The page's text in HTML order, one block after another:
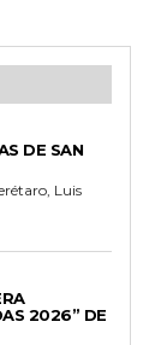
DE SAN
Luis
2026” DE